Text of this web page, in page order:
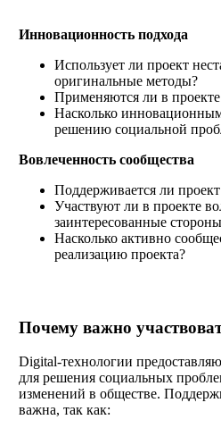
Инновационность подхода
Использует ли проект
оригинальные методы?
Применяются ли в
Насколько
решению социальной
Вовлеченность сообщества
Поддерживается ли
Участвуют ли в проекте
заинтересованные
Насколько активно
реализацию проекта?
Почему важно
Digital-технологии
для решения социальных
изменений в обществе.
важна, так как: